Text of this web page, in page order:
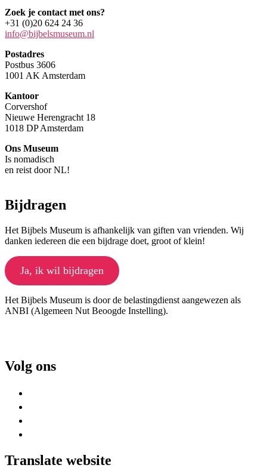
Zoek je contact met ons?
+31 (0)20 624 24 36
info@bijbelsmuseum.nl
Postadres
Postbus 3606
1001 AK Amsterdam
Kantoor
Corvershof
Nieuwe Herengracht 18
1018 DP Amsterdam
Ons Museum
Is nomadisch
en reist door NL!
Bijdragen
Het Bijbels Museum is afhankelijk van giften van vrienden. Wij
danken iedereen die een bijdrage doet, groot of klein!
Ja, ik wil bijdragen
Het Bijbels Museum is door de belastingdienst aangewezen als
ANBI (Algemeen Nut Beoogde Instelling).
Volg ons
Translate website